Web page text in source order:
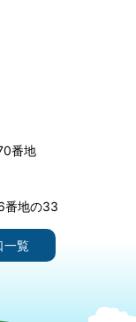
番地
番地の33
一覧